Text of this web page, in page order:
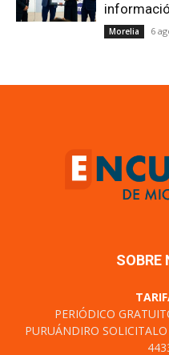
Morelia 6
SOBRE
PERIÓDICO
PURUÁNDIRO